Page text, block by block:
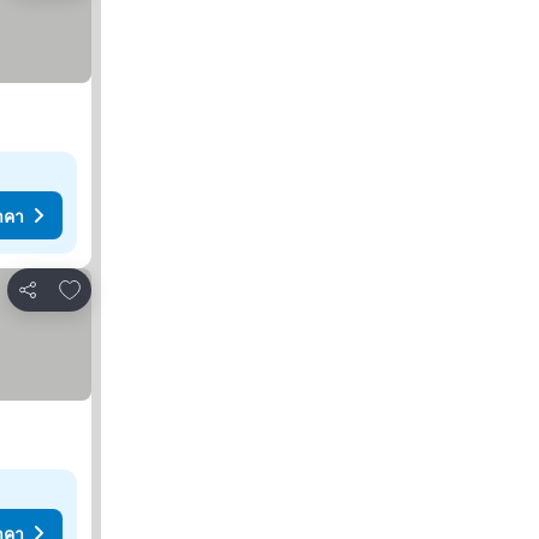
คา
แชร์
เพิ่มในรายการโปรด
คา